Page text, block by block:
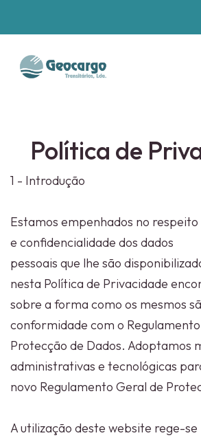
Política de
1 - Introdução
Estamos empenhados no
e confidencialidade dos dados
pessoais que lhe são
nesta Política de Privacidade
sobre a forma como os mesmos
conformidade com o
Protecção de Dados. Adoptamos
administrativas e tecnológicas
novo Regulamento Geral de
A utilização deste website rege-